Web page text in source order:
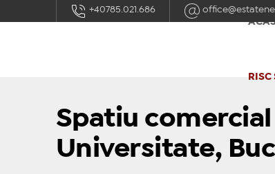
+40785.021.686
RISC
Spatiu
Universitate,